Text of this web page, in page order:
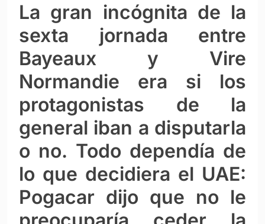
La gran incógnita de la
sexta jornada entre
Bayeaux y Vire
Normandie era si los
protagonistas de la
general iban a disputarla
o no. Todo dependía de
lo que decidiera el UAE:
Pogacar dijo que no le